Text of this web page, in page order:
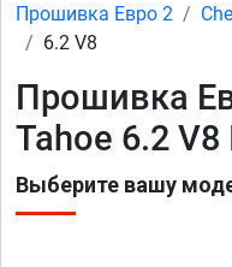
Прошивка Евро 2
6.2 V8
Прошивка
Tahoe 6.2
Выберите вашу